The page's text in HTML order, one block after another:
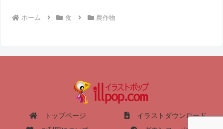
ホーム 食 農作物
トップページ
イラストダウンロード